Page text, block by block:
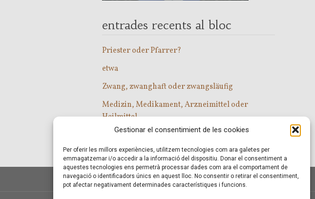
Gestionar el consentimient de les cookies
Per oferir les millors experiències, utilitzem tecnologies com ara galetes per
emmagatzemar i/o accedir a la informació del dispositiu. Donar el consentiment a
aquestes tecnologies ens permetrà processar dades com ara el comportament de
navegació o identificadors únics en aquest lloc. No consentir o retirar el consentiment,
pot afectar negativament determinades característiques i funcions.
entrades recents al bloc
Priester oder Pfarrer?
etwa
Zwang, zwanghaft oder zwangsläufig
Medizin, Medikament, Arzneimittel oder
Heilmittel
Com entrar a les classes d’alemany?